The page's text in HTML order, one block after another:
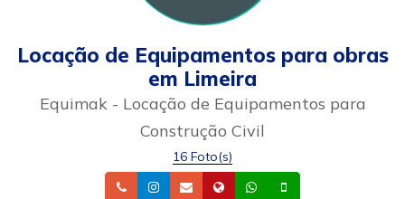
Locação de Equipamentos para obras
em Limeira
Equimak - Locação de Equipamentos para
Construção Civil
16 Foto(s)
TelefoneInstagram
Email Site Whatsapp